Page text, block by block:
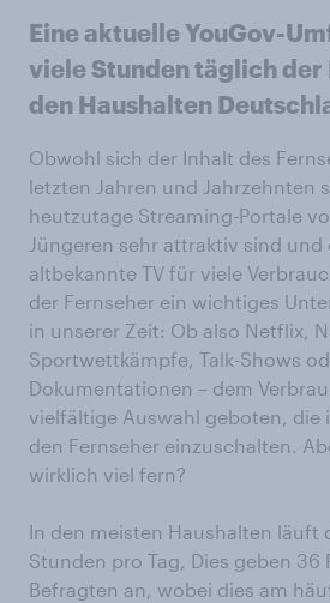
Eine aktuelle YouGov-
viele Stunden täglich der
den Haushalten
Obwohl sich der Inhalt des
letzten Jahren und Jahrzehnten
heutzutage Streaming-Portale
Jüngeren sehr attraktiv sind und
altbekannte TV für viele
der Fernseher ein wichtiges
in unserer Zeit: Ob also Netflix,
Sportwettkämpfe, Talk-Shows
Dokumentationen – dem
vielfältige Auswahl geboten, die
den Fernseher einzuschalten.
wirklich viel fern?
In den meisten Haushalten läuft
Stunden pro Tag, Dies geben 36
Befragten an, wobei dies am